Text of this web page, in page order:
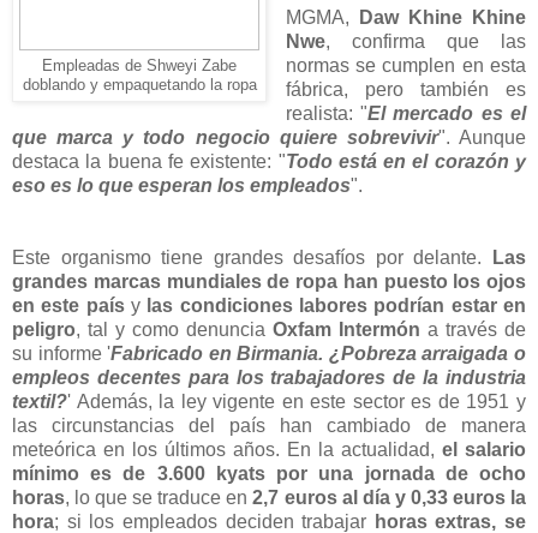
Empleadas de Shweyi Zabe
doblando y empaquetando la ropa
MGMA,
Daw Khine Khine
Nwe, confirma que las
normas se cumplen en esta
fábrica, pero también es
realista: "El mercado es el
que marca y todo negocio quiere sobrevivir". Aunque
destaca la buena fe existente: "Todo está en el corazón y
eso es lo que esperan los empleados".
Este organismo tiene grandes desafíos por delante.
Las
grandes marcas mundiales de ropa han puesto los ojos
en este paísy las condiciones labores podrían estar en
peligro, tal y como denuncia Oxfam Intermón a través de
su informe 'Fabricado en Birmania. ¿Pobreza arraigada o
empleos decentes para los trabajadores de la industria
textil?' Además, la ley vigente en este sector es de 1951 y
las circunstancias del país han cambiado de manera
meteórica en los últimos años. En la actualidad, el salario
mínimo es de 3.600 kyats por una jornada de ocho
horas, lo que se traduce en2,7 euros al día y 0,33 euros la
hora; si los empleados deciden trabajar horas extras, se